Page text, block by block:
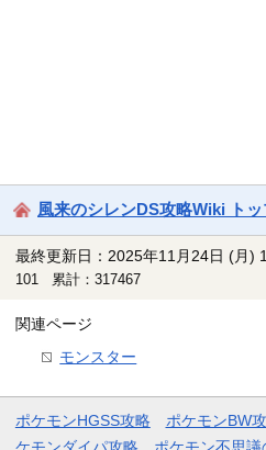
風来のシレンDS攻略Wiki ト
最終更新日：2025年11月24日 (月)
101 累計：317467
関連ページ
モンスター
ポケモンHGSS攻略 ポケモンBW